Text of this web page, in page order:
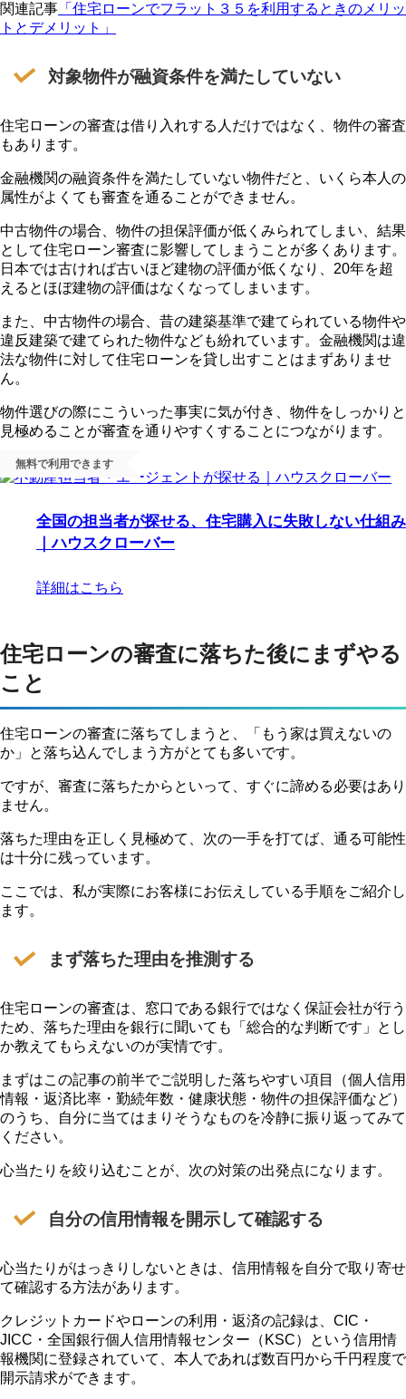
関連記事 「住宅ローンでフラット３５を利用するときのメリッ
トとデメリット」
対象物件が融資条件を満たしていない
住宅ローンの審査は借り入れする人だけではなく、物件の審査
もあります。
金融機関の融資条件を満たしていない物件だと、いくら本人の
属性がよくても審査を通ることができません。
中古物件の場合、物件の担保評価が低くみられてしまい、結果
として住宅ローン審査に影響してしまうことが多くあります。
日本では古ければ古いほど建物の評価が低くなり、20年を超
えるとほぼ建物の評価はなくなってしまいます。
また、中古物件の場合、昔の建築基準で建てられている物件や
違反建築で建てられた物件なども紛れています。 金融機関は違
法な物件に対して住宅ローンを貸し出すことはまずありませ
ん。
物件選びの際にこういった事実に気が付き、物件をしっかりと
見極めることが審査を通りやすくすることにつながります。
無料で利用できます
全国の担当者が探せる、住宅購入に失敗しない仕組み
｜ハウスクローバー
詳細はこちら
住宅ローンの審査に落ちた後にまずやる
こと
住宅ローンの審査に落ちてしまうと、「もう家は買えないの
か」と落ち込んでしまう方がとても多いです。
ですが、審査に落ちたからといって、すぐに諦める必要はあり
ません。
落ちた理由を正しく見極めて、次の一手を打てば、通る可能性
は十分に残っています。
ここでは、私が実際にお客様にお伝えしている手順をご紹介し
ます。
まず落ちた理由を推測する
住宅ローンの審査は、窓口である銀行ではなく保証会社が行う
ため、落ちた理由を銀行に聞いても「総合的な判断です」とし
か教えてもらえないのが実情です。
まずはこの記事の前半でご説明した落ちやすい項目（個人信用
情報・返済比率・勤続年数・健康状態・物件の担保評価など）
のうち、自分に当てはまりそうなものを冷静に振り返ってみて
ください。
心当たりを絞り込むことが、次の対策の出発点になります。
自分の信用情報を開示して確認する
心当たりがはっきりしないときは、信用情報を自分で取り寄せ
て確認する方法があります。
クレジットカードやローンの利用・返済の記録は、CIC・
JICC・全国銀行個人信用情報センター（KSC）という信用情
報機関に登録されていて、本人であれば数百円から千円程度で
開示請求ができます。